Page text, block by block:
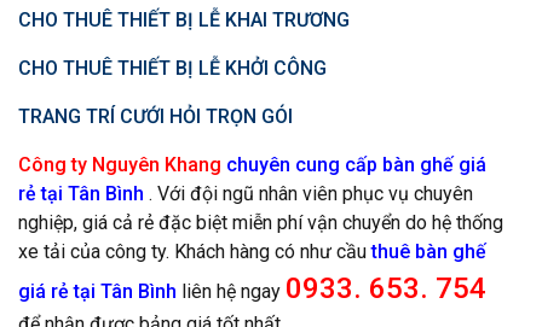
CHO THUÊ THIẾT BỊ LỄ KHAI TRƯƠNG
CHO THUÊ THIẾT BỊ LỄ KHỞI CÔNG
TRANG TRÍ CƯỚI HỎI TRỌN GÓI
Công ty Nguyên Khang chuyên cung cấp bàn ghế giá
rẻ tại Tân Bình . Với đội ngũ nhân viên phục vụ chuyên
nghiệp, giá cả rẻ đặc biệt miễn phí vận chuyển do hệ thống
xe tải của công ty. Khách hàng có như cầuthuê bàn ghế
giá rẻ tại Tân Bình liên hệ ngay 0933. 653. 754